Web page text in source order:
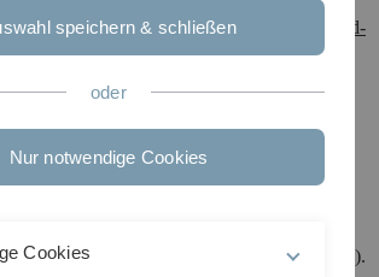
splitting tensor in the projector-augmented-
Matter
26/1/015305
B.C., Ivády, V., Stavrias, N., Umeda, T.,
T. (2014).
temperature single-photon source.
M., Frauenheim, T. & Gali, A. (2014).
speichern & schließen
oder
Nur notwendige Cookies
Cookies